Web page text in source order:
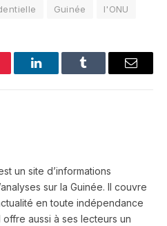
Guinée l'ONU
LinkedInTumblr Email
un site d’informations
sur la Guinée. Il couvre
en toute indépendance
offre aussi à ses lecteurs un